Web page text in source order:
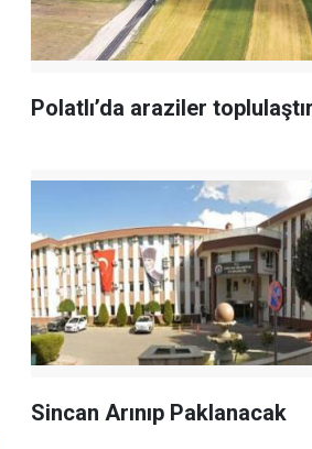
Polatlı’da araziler
Sincan Arınıp Paklanacak